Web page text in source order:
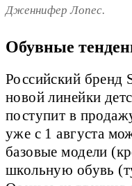
Дженнифер Лопеc.
Обувные
Российский бренд
новой линейки
поступит в
уже с 1 августа
базовые модели
школьную обувь